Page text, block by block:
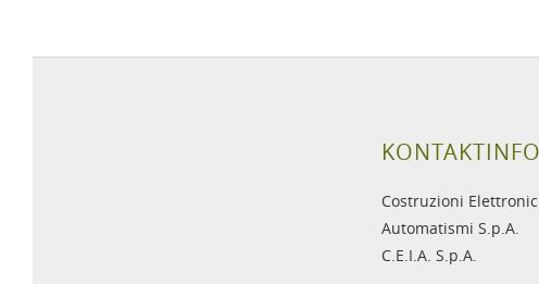
Costruzioni
Automatismi S.p.A.
C.E.I.A. S.p.A.